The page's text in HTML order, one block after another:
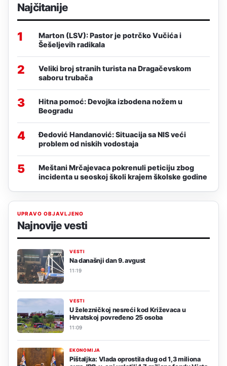
Najčitanije
1
Marton (LSV): Pastor je potrčko Vučića i
Šešeljevih radikala
2
Veliki broj stranih turista na Dragačevskom
saboru trubača
3
Hitna pomoć: Devojka izbodena nožem u
Beogradu
4
Đedović Handanović: Situacija sa NIS veći
problem od niskih vodostaja
5
Meštani Mrčajevaca pokrenuli peticiju zbog
incidenta u seoskoj školi krajem školske godine
UPRAVO OBJAVLJENO
Najnovije vesti
VESTI
Na današnji dan 9. avgust
11:19
VESTI
U železničkoj nesreći kod Križevaca u
Hrvatskoj povređeno 25 osoba
11:09
EKONOMIJA
Pištaljka: Vlada oprostila dug od 1,3 miliona